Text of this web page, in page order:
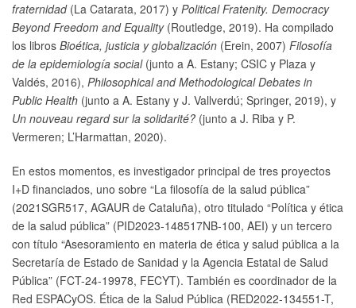
fraternidad (La Catarata, 2017) y Political Fratenity. Democracy
Beyond Freedom and Equality(Routledge, 2019). Ha compilado
los libros Bioética, justicia y globalización (Erein, 2007) Filosofía
de la epidemiología social(junto a A. Estany; CSIC y Plaza y
Valdés, 2016), Philosophical and Methodological Debates in
Public Health (junto a A. Estany y J. Vallverdú; Springer, 2019), y
Un nouveau regard sur la solidarité? (junto a J. Riba y P.
Vermeren; L’Harmattan, 2020).
En estos momentos, es investigador principal de tres proyectos
I+D financiados, uno sobre “La filosofía de la salud pública”
(2021SGR517, AGAUR de Cataluña), otro titulado “Política y ética
de la salud pública” (PID2023-148517NB-100, AEI) y un tercero
con título “Asesoramiento en materia de ética y salud pública a la
Secretaría de Estado de Sanidad y la Agencia Estatal de Salud
Pública” (FCT-24-19978, FECYT). También es coordinador de la
Red ESPACyOS. Ética de la Salud Pública (RED2022-134551-T,